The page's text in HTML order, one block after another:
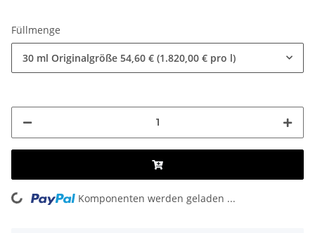
Füllmenge
30 ml Originalgröße 54,60 € (1.820,00 € pro l)
Komponenten werden geladen ...